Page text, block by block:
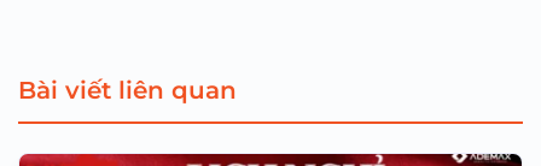
Bài viết liên quan